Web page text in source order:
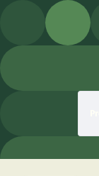
Pular para o